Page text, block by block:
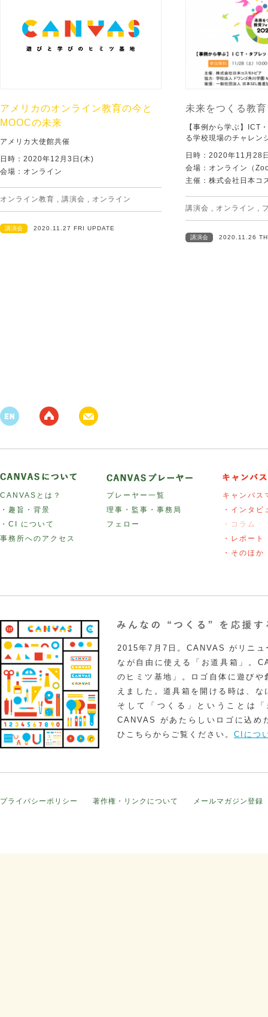
アメリカのオンライン教育の今と
MOOCの未来
アメリカ大使館共催
日時：2020年12月3日(木)
会場：オンライン
オンライン教育 , 講演会 , オンライン
講演会 2020.11.27 FRI UPDATE
未来をつくる教
【事例から学ぶ】ICT
る学校現場のチャレン
日時：2020年11月28
会場：オンライン（
主催：株式会社日本コ
講演会 , オンライン ,
講演会 2020.11.26
CANVASとは？
・趣旨・背景
・CI について
事務所へのアクセス
プレーヤー一覧
理事・監事・事務局
フェロー
キャンバス
・インタビ
・コラム
・レポート
・そのほか
2015年7月7日。CANVAS がリニュ
なが自由に使える「お道具箱」。
のヒミツ基地」。ロゴ自体に遊び
えました。道具箱を開ける時は、
そして「つくる」ということは
CANVAS があたらしいロゴに込め
ひこちらからご覧ください。 CIにつ
プライバシーポリシー 著作権・リンクについて メールマガジン登録